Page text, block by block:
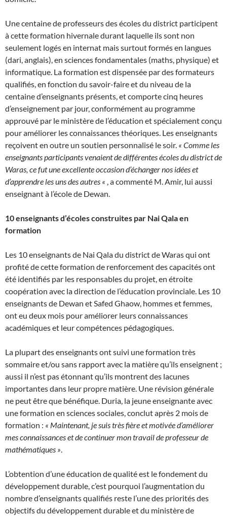
Une centaine de professeurs des écoles du district participent
à cette formation hivernale durant laquelle ils sont non
seulement logés en internat mais surtout formés en langues
(dari, anglais), en sciences fondamentales (maths, physique) et
informatique. La formation est dispensée par des formateurs
qualifiés, en fonction du savoir-faire et du niveau de la
centaine d’enseignants présents, et comporte cinq heures
d’enseignement par jour, conformément au programme
approuvé par le ministère de l’éducation et spécialement conçu
pour améliorer les connaissances théoriques. Les enseignants
reçoivent en outre un soutien personnalisé le soir. « Comme les
enseignants participants venaient de différentes écoles du district de
Waras, ce fut une excellente occasion d’échanger nos idées et
d’apprendre les uns des autres « , a commenté M. Amir, lui aussi
enseignant à l’école de Dewan.
10 enseignants d’écoles construites par Nai Qala en
formation
Les 10 enseignants de Nai Qala du district de Waras qui ont
profité de cette formation de renforcement des capacités ont
été identifiés par les responsables du projet, en étroite
coopération avec la direction de l’éducation provinciale. Les 10
enseignants de Dewan et Safed Ghaow, hommes et femmes,
ont eu deux mois pour améliorer leurs connaissances
académiques et leur compétences pédagogiques.
La plupart des enseignants ont suivi une formation très
sommaire et/ou sans rapport avec la matière qu’ils enseignent ;
aussi il n’est pas étonnant qu’ils montrent des lacunes
importantes dans leur propre matière. Une révision générale
ne peut être que bénéfique. Duria, la jeune enseignante avec
une formation en sciences sociales, conclut après 2 mois de
formation : « Maintenant, je suis très fière et motivée d’améliorer
mes connaissances et de continuer mon travail de professeur de
mathématiques ».
L’obtention d’une éducation de qualité est le fondement du
développement durable, c’est pourquoi l’augmentation du
nombre d’enseignants qualifiés reste l’une des priorités des
objectifs du développement durable et du ministère de